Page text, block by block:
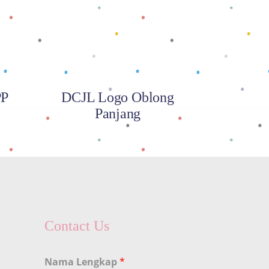
DCJL Logo Oblong
Panjang
Contact Us
Nama Lengkap*